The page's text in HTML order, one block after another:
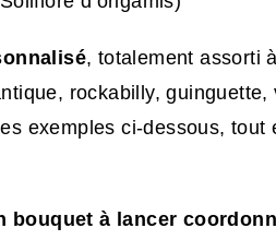
, totalement assorti
rockabilly, guinguette,
exemples ci-dessous, tout
bouquet à lancer